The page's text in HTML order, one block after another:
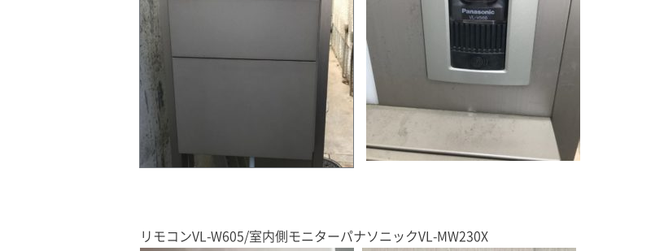
リモコンVL-W605/室内側モニターパナソニックVL-MW230X